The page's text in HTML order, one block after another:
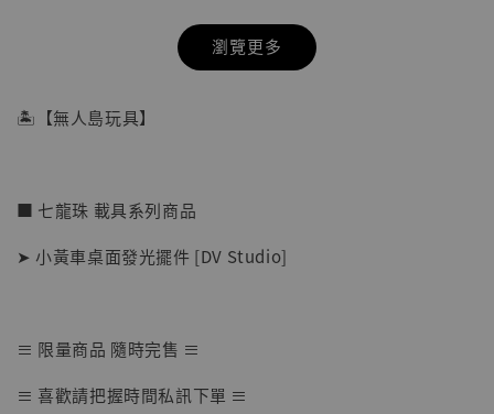
【店內現貨】七龍珠 系列蒐藏雕像 悟空 鳥山
瀏覽更多
🏝【無人島玩具】
■ 七龍珠 載具系列商品
➤ 小黃車桌面發光擺件 [DV Studio]
≡ 限量商品 隨時完售 ≡
≡ 喜歡請把握時間私訊下單 ≡